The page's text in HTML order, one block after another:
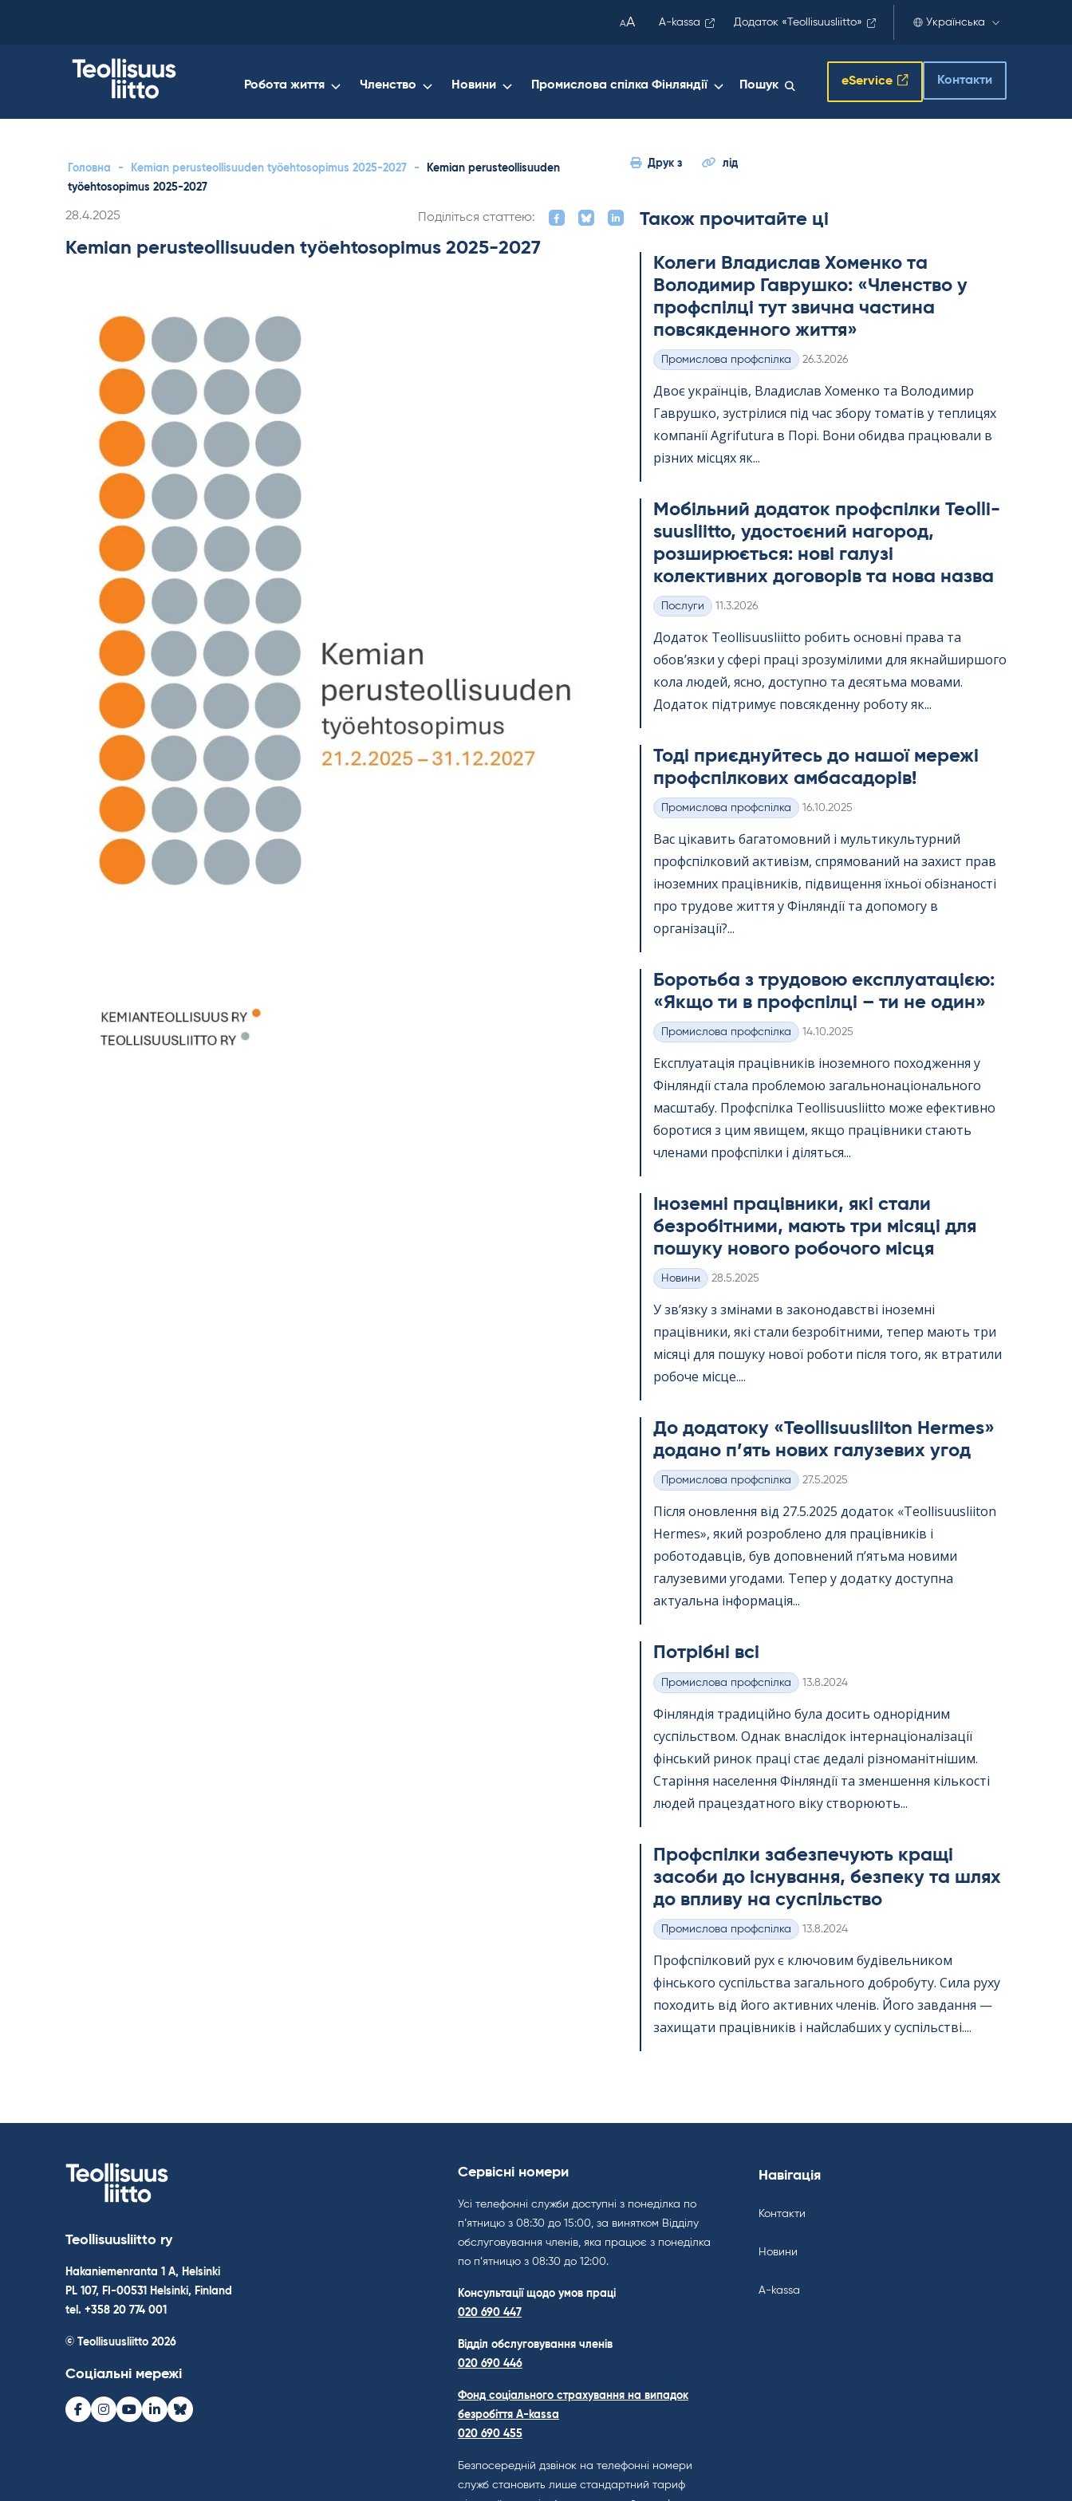
AA A-kassa Додаток «Teollisuusliitto» Українська
Робота життя Членство Новини Промислова спілка Фінляндії Пошук eService Контакти
Головна - Kemian perusteollisuuden työehtosopimus 2025-2027 -
Kemian perusteollisuuden
työehtosopimus 2025-2027
Друк з лід
Kirjoitettu
28.4.2025 Поділіться статтею:
Kemian perusteollisuuden työehtosopimus 2025-2027
Також прочитайте ці
Колеги Владислав Хоменко та
Володимир Гаврушко: «Членство у
профспілці тут звична частина
повсякденного життя»
Категорії
Промислова профспілка Kirjoitettu
26.3.2026
Двоє українців, Владислав Хоменко та Володимир
Гаврушко, зустрілися під час збору томатів у теплицях
компанії Agri­fu­tura в Порі. Вони обидва працювали в
різних місцях як...
Мобільний додаток профспілки Teol­li­
suus­liitto, удостоєний нагород,
розширюється: нові галузі
колективних договорів та нова назва
Категорії
Послуги Kirjoitettu
11.3.2026
Додаток Teol­li­suus­liitto робить основні права та
обов’язки у сфері праці зрозумілими для якнайширшого
кола людей, ясно, доступно та десятьма мовами.
Додаток підтримує повсякденну роботу як...
Тоді приєднуйтесь до нашої мережі
профспілкових амбасадорів!
Категорії
Промислова профспілка Kirjoitettu
16.10.2025
Вас цікавить багатомовний і мультикультурний
профспілковий активізм, спрямований на захист прав
іноземних працівників, підвищення їхньої обізнаності
про трудове життя у Фінляндії та допомогу в
організації?...
Боротьба з трудовою експлуатацією:
«Якщо ти в профспілці – ти не один»
Категорії
Промислова профспілка Kirjoitettu
14.10.2025
Експлуатація працівників іноземного походження у
Фінляндії стала проблемою загальнонаціонального
масштабу. Профспілка Teol­li­suus­liitto може ефективно
боротися з цим явищем, якщо працівники стають
членами профспілки і діляться...
Іноземні працівники, які стали
безробітними, мають три місяці для
пошуку нового робочого місця
Категорії
Новини Kirjoitettu
28.5.2025
У зв’язку з змінами в законодавстві іноземні
працівники, які стали безробітними, тепер мають три
місяці для пошуку нової роботи після того, як втратили
робоче місце....
До додатоку «Teol­li­suus­lii­ton Her­mes»
додано п’ять нових галузевих угод
Категорії
Промислова профспілка Kirjoitettu
27.5.2025
Після оновлення від 27.5.2025 додаток «Teol­li­suus­lii­ton
Her­mes», який розроблено для працівників і
роботодавців, був доповнений п’ятьма новими
галузевими угодами. Тепер у додатку доступна
актуальна інформація...
Потрібні всі
Категорії
Промислова профспілка Kirjoitettu
13.8.2024
Фінляндія традиційно була досить однорідним
суспільством. Однак внаслідок інтернаціоналізації
фінський ринок праці стає дедалі різноманітнішим.
Старіння населення Фінляндії та зменшення кількості
людей працездатного віку створюють...
Профспілки забезпечують кращі
засоби до існування, безпеку та шлях
до впливу на суспільство
Категорії
Промислова профспілка Kirjoitettu
13.8.2024
Профспілковий рух є ключовим будівельником
фінського суспільства загального добробуту. Сила руху
походить від його активних членів. Його завдання —
захищати працівників і найслабших у суспільстві....
your
clipboard.)
Teollisuusliitto ry
Hakaniemenranta 1 A, Helsinki
PL 107, FI-00531 Helsinki, Finland
tel. +358 20 774 001
© Teollisuusliitto 2026
Соціальні мережі
Facebook
Instagram
Youtube
LinkedInBluesky
Сервісні номери
Усі телефонні служби доступні з понеділка по
п’ятницю з 08:30 до 15:00, за винятком Відділу
обслуговування членів, яка працює з понеділка
по п’ятницю з 08:30 до 12:00.
Консультації щодо умов праці
020 690 447
Відділ обслуговування членів
020 690 446
Фонд соціального страхування на випадок
безробіття A-kassa
020 690 455
Безпосередній дзвінок на телефонні номери
служб становить лише стандартний тариф
Навігація
Контакти
Новини
A-kassa